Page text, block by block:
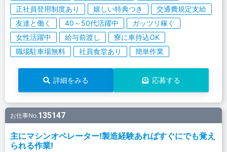
正社員登用制度あり
嬉しい特典つき
交通費規定支給
友達と働く
40～50代活躍中
ガッツリ稼ぐ
女性活躍中
給与前渡し
寮に車持込OK
職場駐車場無料
社員食堂あり 簡単作業
詳細をみる 応募する
お仕事No.135147
主にマシンオペレーター!製造経験あればすぐにでも覚え
られる作業!